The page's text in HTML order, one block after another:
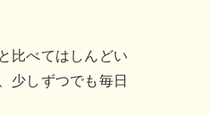
比べてはしんどい
少しずつでも毎日